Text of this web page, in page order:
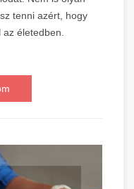
tenni azért, hogy
életedben.